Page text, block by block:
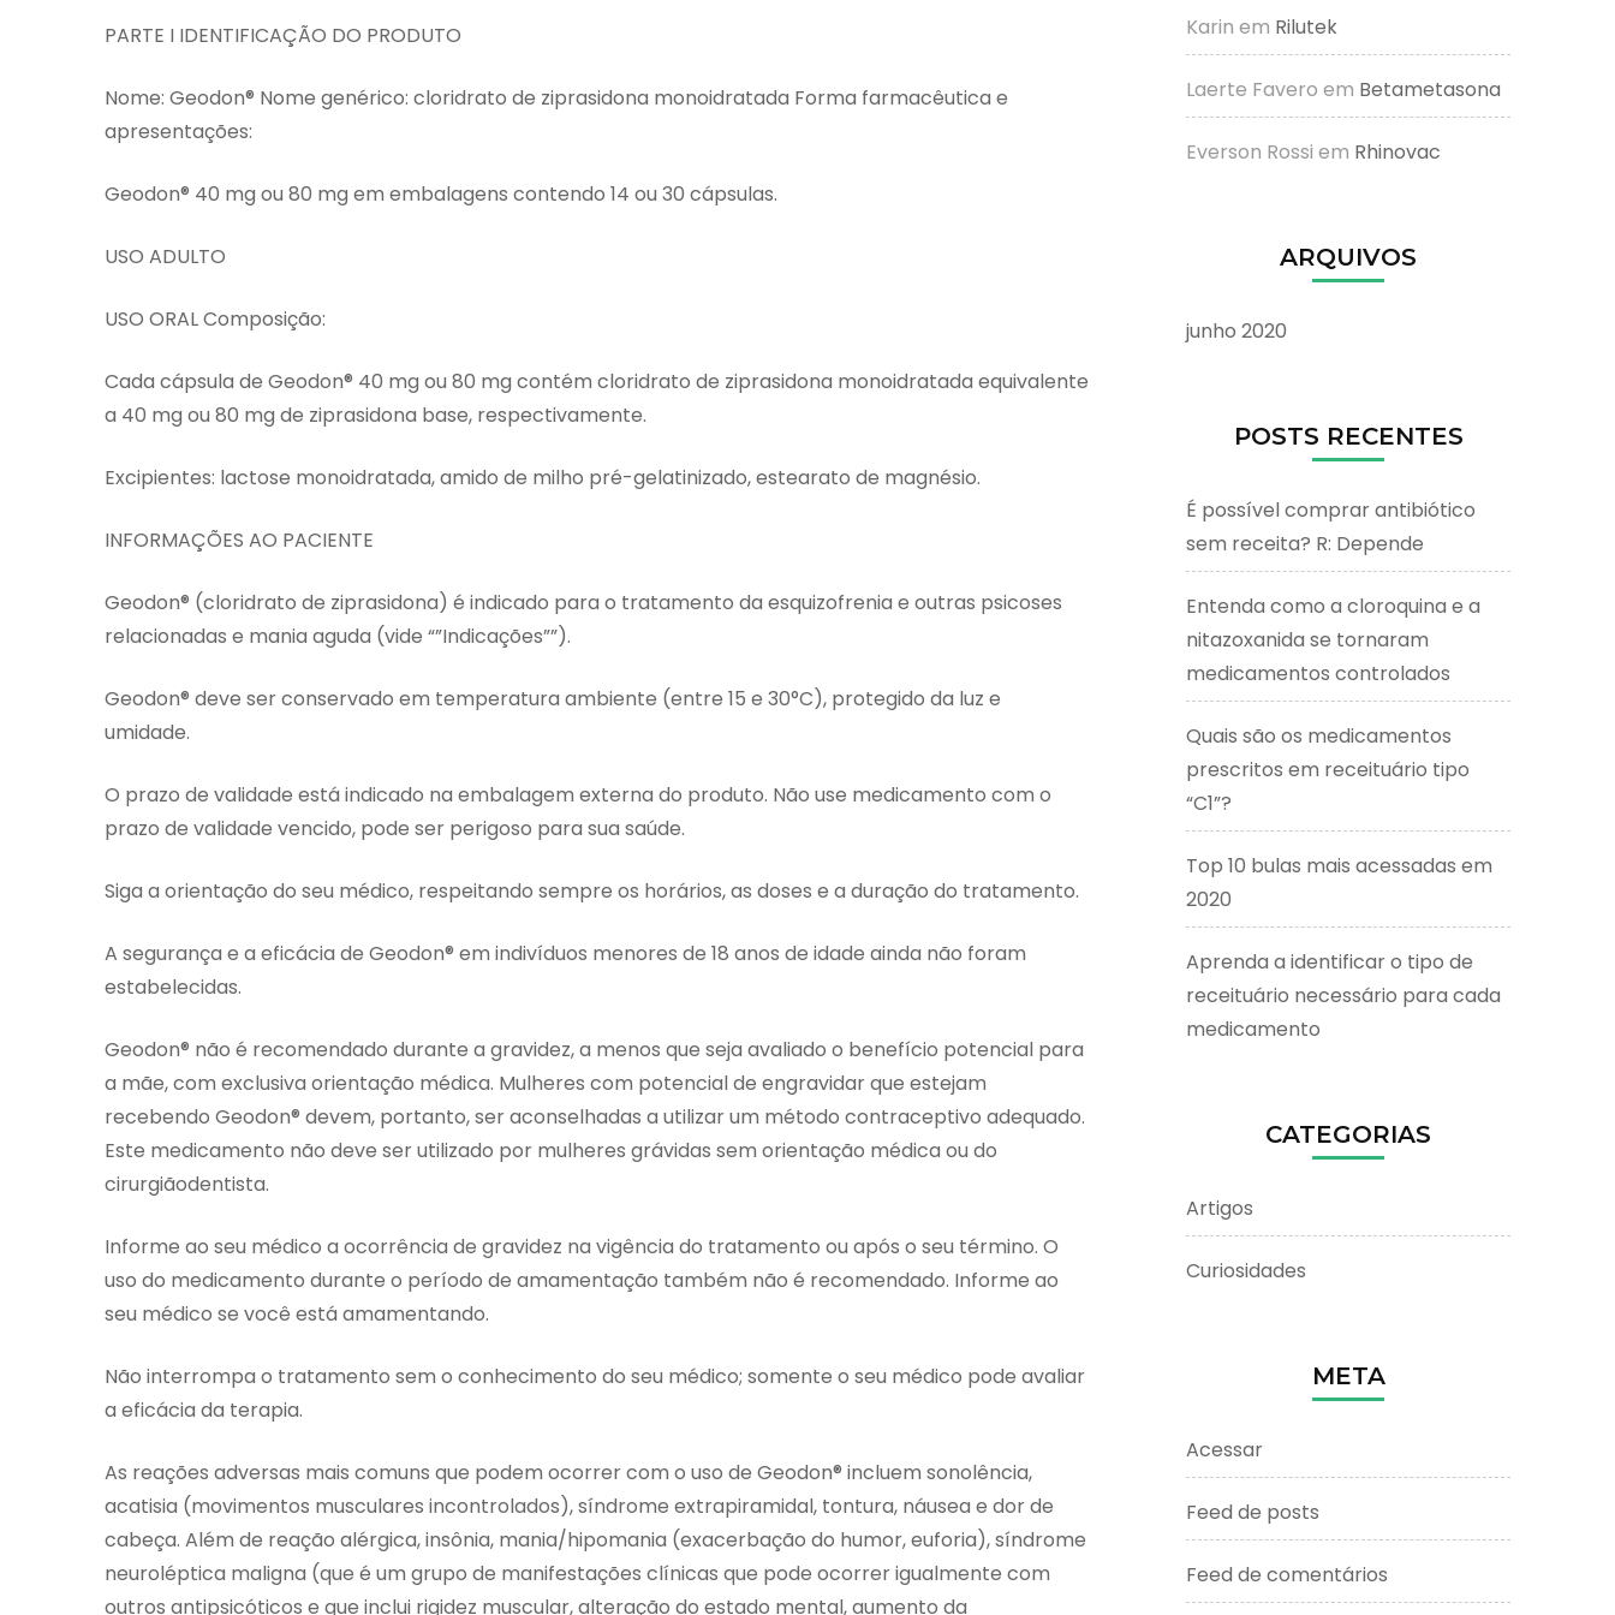
PARTE I IDENTIFICAÇÃO DO PRODUTO
Nome: Geodon® Nome genérico: cloridrato de ziprasidona monoidratada Forma farmacêutica e
apresentações:
Geodon® 40 mg ou 80 mg em embalagens contendo 14 ou 30 cápsulas.
USO ADULTO
USO ORAL Composição:
Cada cápsula de Geodon® 40 mg ou 80 mg contém cloridrato de ziprasidona monoidratada equivalente
a 40 mg ou 80 mg de ziprasidona base, respectivamente.
Excipientes: lactose monoidratada, amido de milho pré-gelatinizado, estearato de magnésio.
INFORMAÇÕES AO PACIENTE
Geodon® (cloridrato de ziprasidona) é indicado para o tratamento da esquizofrenia e outras psicoses
relacionadas e mania aguda (vide “”Indicações””).
Geodon® deve ser conservado em temperatura ambiente (entre 15 e 30°C), protegido da luz e
umidade.
O prazo de validade está indicado na embalagem externa do produto. Não use medicamento com o
prazo de validade vencido, pode ser perigoso para sua saúde.
Siga a orientação do seu médico, respeitando sempre os horários, as doses e a duração do tratamento.
A segurança e a eficácia de Geodon® em indivíduos menores de 18 anos de idade ainda não foram
estabelecidas.
Geodon® não é recomendado durante a gravidez, a menos que seja avaliado o benefício potencial para
a mãe, com exclusiva orientação médica. Mulheres com potencial de engravidar que estejam
recebendo Geodon® devem, portanto, ser aconselhadas a utilizar um método contraceptivo adequado.
Este medicamento não deve ser utilizado por mulheres grávidas sem orientação médica ou do
cirurgiãodentista.
Informe ao seu médico a ocorrência de gravidez na vigência do tratamento ou após o seu término. O
uso do medicamento durante o período de amamentação também não é recomendado. Informe ao
seu médico se você está amamentando.
Não interrompa o tratamento sem o conhecimento do seu médico; somente o seu médico pode avaliar
a eficácia da terapia.
As reações adversas mais comuns que podem ocorrer com o uso de Geodon® incluem sonolência,
acatisia (movimentos musculares incontrolados), síndrome extrapiramidal, tontura, náusea e dor de
cabeça. Além de reação alérgica, insônia, mania/hipomania (exacerbação do humor, euforia), síndrome
neuroléptica maligna (que é um grupo de manifestações clínicas que pode ocorrer igualmente com
outros antipsicóticos e que inclui rigidez muscular, alteração do estado mental, aumento da
Karin em Rilutek
Laerte Favero em Betametasona
Everson Rossi em Rhinovac
ARQUIVOS
junho 2020
POSTS RECENTES
É possível comprar antibiótico
sem receita? R: Depende
Entenda como a cloroquina e a
nitazoxanida se tornaram
medicamentos controlados
Quais são os medicamentos
prescritos em receituário tipo
“C1”?
Top 10 bulas mais acessadas em
2020
Aprenda a identificar o tipo de
receituário necessário para cada
medicamento
CATEGORIAS
Artigos
Curiosidades
META
Acessar
Feed de posts
Feed de comentários